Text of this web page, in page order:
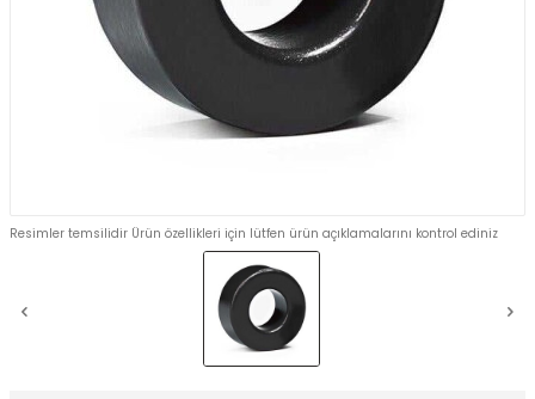
Resimler temsilidir Ürün özellikleri için lütfen ürün açıklamalarını kontrol ediniz